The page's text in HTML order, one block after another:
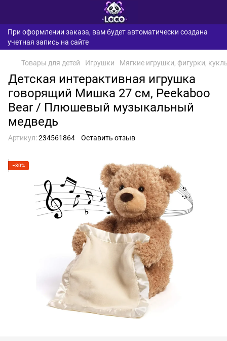
При оформлении заказа, вам будет автоматически создана
учетная запись на сайте
Товары для детей Игрушки Мягкие игрушки, фигурки,
Детская интерактивная игрушка
говорящий Мишка 27 см, Peekaboo
Bear / Плюшевый музыкальный
медведь
Артикул:234561864 Оставить отзыв
−30%